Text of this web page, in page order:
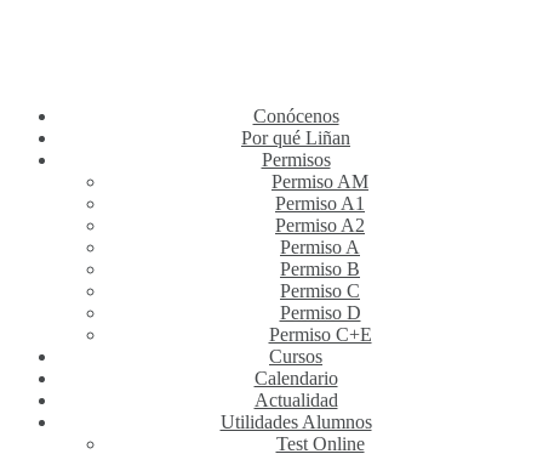
Conócenos
Por qué Liñan
Permisos
Permiso AM
Permiso A1
Permiso A2
Permiso A
Permiso B
Permiso C
Permiso D
Permiso C+E
Cursos
Calendario
Actualidad
Utilidades Alumnos
Test Online